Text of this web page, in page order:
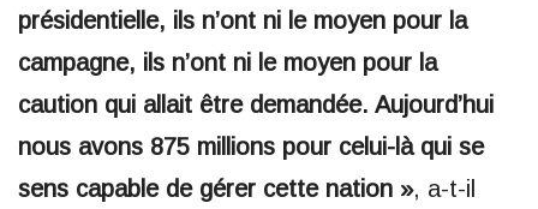
présidentielle, ils n’ont ni le moyen pour la
campagne, ils n’ont ni le moyen pour la
caution qui allait être demandée. Aujourd’hui
nous avons 875 millions pour celui-là qui se
sens capable de gérer cette nation », a-t-il